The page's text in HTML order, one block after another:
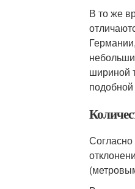
В то же
шириной